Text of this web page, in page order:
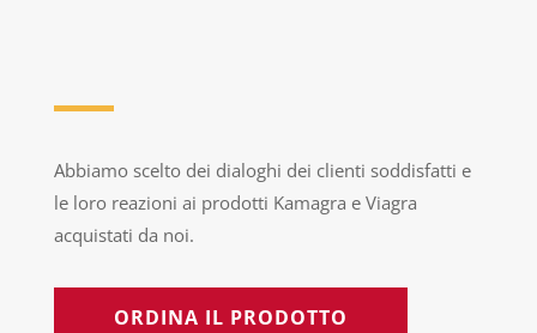
Abbiamo scelto dei dialoghi dei clienti soddisfatti e
le loro reazioni ai prodotti Kamagra e Viagra
acquistati da noi.
ORDINA IL PRODOTTO